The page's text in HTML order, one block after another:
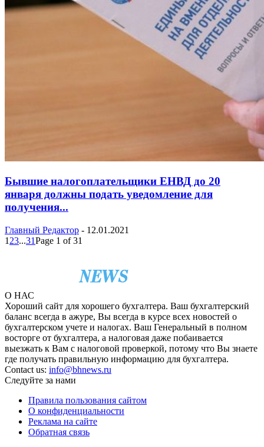
Бывшие налогоплательщики ЕНВД до 20
января должны подать уведомление для
получения...
Главный Редактор - 12.01.2021
1 23...31Page 1 of 31
О НАС
Хороший сайт для хорошего бухгалтера. Ваш бухгалтерский
баланс всегда в ажуре, Вы всегда в курсе всех новостей о
бухгалтерском учете и налогах. Ваш Генеральный в полном
восторге от бухгалтера, а налоговая даже побаивается
выезжать к Вам с налоговой проверкой, потому что Вы знаете
где получать правильную информацию для бухгалтера.
Contact us: info@bhnews.ru
Следуйте за нами
Правила пользования сайтом
О конфиденциальности
Реклама на сайте
Обратная связь